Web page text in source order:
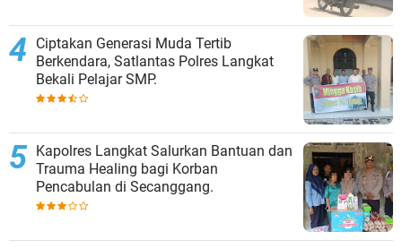
Ciptakan Generasi Muda Tertib
Berkendara, Satlantas Polres Langkat
Bekali Pelajar SMP.
Kapolres Langkat Salurkan Bantuan dan
Trauma Healing bagi Korban
Pencabulan di Secanggang.